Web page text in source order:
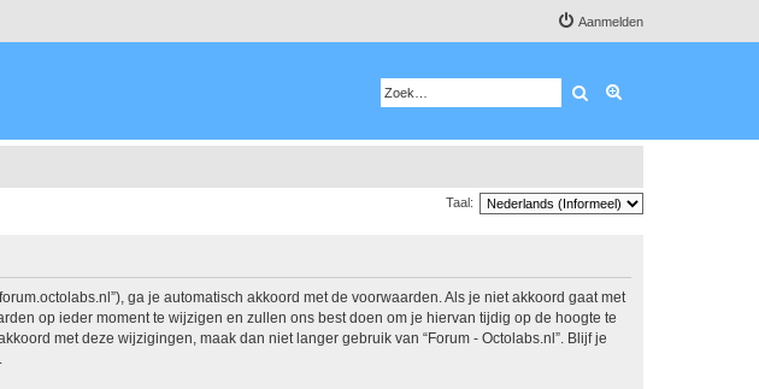
Aanmelden
Zoek
Taal:
ga je automatisch akkoord met de voorwaarden. Als je niet akkoord gaat met
op ieder moment te wijzigen en zullen ons best doen om je hiervan tijdig op de hoogte te
met deze wijzigingen, maak dan niet langer gebruik van “Forum - Octolabs.nl”. Blijf je